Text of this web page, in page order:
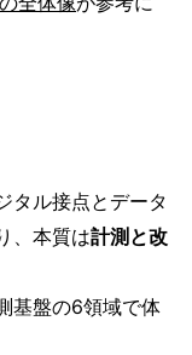
タル接点とデータ
、本質は計測と改
基盤の6領域で体